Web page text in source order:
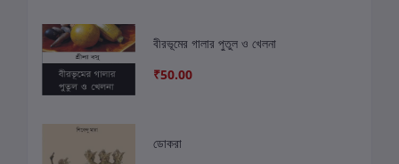
বীরভূমের গালার পুতুল ও খেলনা
₹50.00
ডোকরা